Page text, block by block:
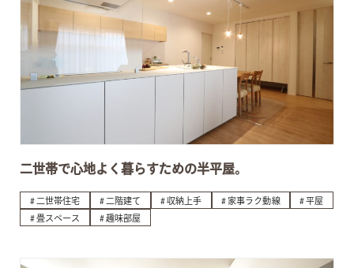
二世帯で心地よく暮らすための半平屋。
二世帯住宅 二階建て 収納上手 家事ラク動線
平屋
畳スペース
趣味部屋